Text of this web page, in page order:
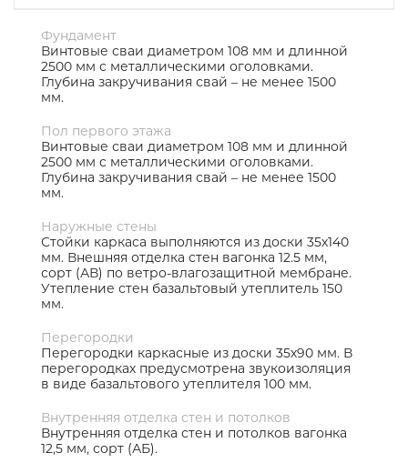
Фундамент
Винтовые сваи диаметром 108 мм и длинной
2500 мм с металлическими оголовками.
Глубина закручивания свай – не менее 1500
мм.
Пол первого этажа
Винтовые сваи диаметром 108 мм и длинной
2500 мм с металлическими оголовками.
Глубина закручивания свай – не менее 1500
мм.
Наружные стены
Стойки каркаса выполняются из доски 35х140
мм. Внешняя отделка стен вагонка 12.5 мм,
сорт (АВ) по ветро-влагозащитной мембране.
Утепление стен базальтовый утеплитель 150
мм.
Перегородки
Перегородки каркасные из доски 35х90 мм. В
перегородках предусмотрена звукоизоляция
в виде базальтового утеплителя 100 мм.
Внутренняя отделка стен и потолков
Внутренняя отделка стен и потолков вагонка
12,5 мм, сорт (АБ).